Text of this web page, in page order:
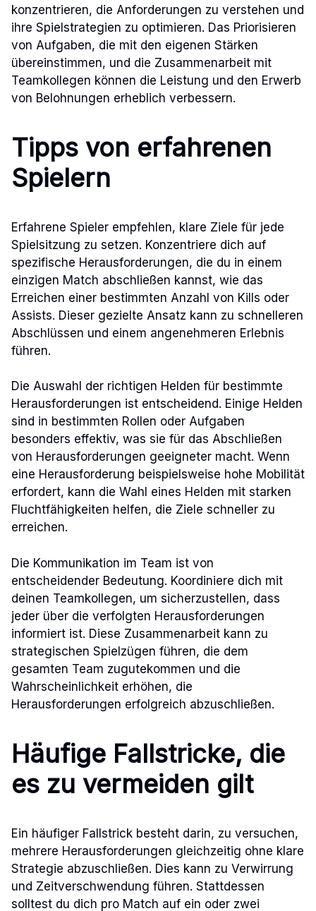
konzentrieren, die Anforderungen zu verstehen und
ihre Spielstrategien zu optimieren. Das Priorisieren
von Aufgaben, die mit den eigenen Stärken
übereinstimmen, und die Zusammenarbeit mit
Teamkollegen können die Leistung und den Erwerb
von Belohnungen erheblich verbessern.
Tipps von erfahrenen
Spielern
Erfahrene Spieler empfehlen, klare Ziele für jede
Spielsitzung zu setzen. Konzentriere dich auf
spezifische Herausforderungen, die du in einem
einzigen Match abschließen kannst, wie das
Erreichen einer bestimmten Anzahl von Kills oder
Assists. Dieser gezielte Ansatz kann zu schnelleren
Abschlüssen und einem angenehmeren Erlebnis
führen.
Die Auswahl der richtigen Helden für bestimmte
Herausforderungen ist entscheidend. Einige Helden
sind in bestimmten Rollen oder Aufgaben
besonders effektiv, was sie für das Abschließen
von Herausforderungen geeigneter macht. Wenn
eine Herausforderung beispielsweise hohe Mobilität
erfordert, kann die Wahl eines Helden mit starken
Fluchtfähigkeiten helfen, die Ziele schneller zu
erreichen.
Die Kommunikation im Team ist von
entscheidender Bedeutung. Koordiniere dich mit
deinen Teamkollegen, um sicherzustellen, dass
jeder über die verfolgten Herausforderungen
informiert ist. Diese Zusammenarbeit kann zu
strategischen Spielzügen führen, die dem
gesamten Team zugutekommen und die
Wahrscheinlichkeit erhöhen, die
Herausforderungen erfolgreich abzuschließen.
Häufige Fallstricke, die
es zu vermeiden gilt
Ein häufiger Fallstrick besteht darin, zu versuchen,
mehrere Herausforderungen gleichzeitig ohne klare
Strategie abzuschließen. Dies kann zu Verwirrung
und Zeitverschwendung führen. Stattdessen
solltest du dich pro Match auf ein oder zwei